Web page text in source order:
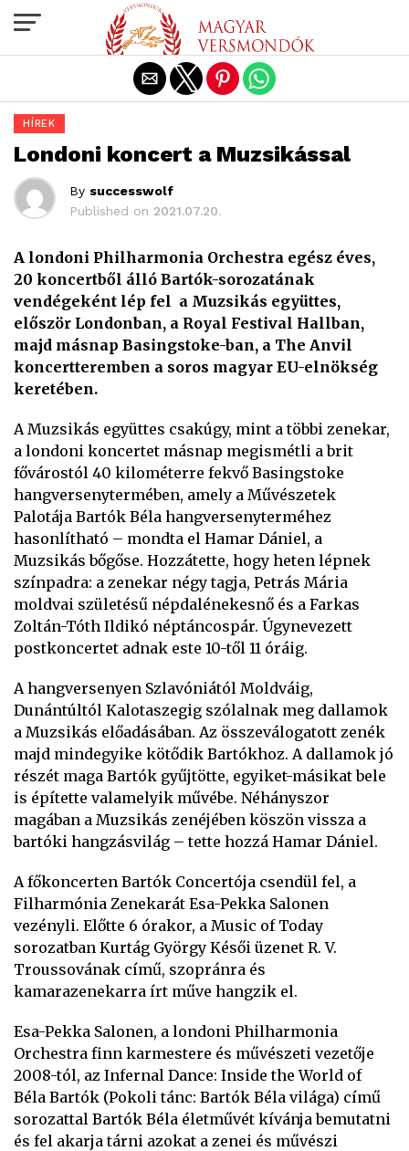
HÍREK
Londoni koncert a Muzsikással
By successwolf
Published on 2021.07.20.
A londoni Philharmonia Orchestra egész éves,
20 koncertből álló Bartók-sorozatának
vendégeként lép fel a Muzsikás együttes,
először Londonban, a Royal Festival Hallban,
majd másnap Basingstoke-ban, a The Anvil
koncertteremben a soros magyar EU-elnökség
keretében.
A Muzsikás együttes csakúgy, mint a többi zenekar,
a londoni koncertet másnap megismétli a brit
fővárostól 40 kilométerre fekvő Basingstoke
hangversenytermében, amely a Művészetek
Palotája Bartók Béla hangversenyterméhez
hasonlítható – mondta el Hamar Dániel, a
Muzsikás bőgőse. Hozzátette, hogy heten lépnek
színpadra: a zenekar négy tagja, Petrás Mária
moldvai születésű népdalénekesnő és a Farkas
Zoltán-Tóth Ildikó néptáncospár. Úgynevezett
postkoncertet adnak este 10-től 11 óráig.
A hangversenyen Szlavóniától Moldváig,
Dunántúltól Kalotaszegig szólalnak meg dallamok
a Muzsikás előadásában. Az összeválogatott zenék
majd mindegyike kötődik Bartókhoz. A dallamok jó
részét maga Bartók gyűjtötte, egyiket-másikat bele
is építette valamelyik művébe. Néhányszor
magában a Muzsikás zenéjében köszön vissza a
bartóki hangzásvilág – tette hozzá Hamar Dániel.
A főkoncerten Bartók Concertója csendül fel, a
Filharmónia Zenekarát Esa-Pekka Salonen
vezényli. Előtte 6 órakor, a Music of Today
sorozatban Kurtág György Késői üzenet R. V.
Troussovának című, szopránra és
kamarazenekarra írt műve hangzik el.
Esa-Pekka Salonen, a londoni Philharmonia
Orchestra finn karmestere és művészeti vezetője
2008-tól, az Infernal Dance: Inside the World of
Béla Bartók (Pokoli tánc: Bartók Béla világa) című
sorozattal Bartók Béla életművét kívánja bemutatni
és fel akarja tárni azokat a zenei és művészi
Exit mobile version